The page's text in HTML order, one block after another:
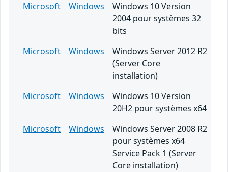
Microsoft
Windows
Windows 10 Version
2004 pour systèmes 32
bits
Microsoft
Windows
Windows Server 2012 R2
(Server Core
installation)
Microsoft
Windows
Windows 10 Version
20H2 pour systèmes x64
Microsoft
Windows
Windows Server 2008 R2
pour systèmes x64
Service Pack 1 (Server
Core installation)